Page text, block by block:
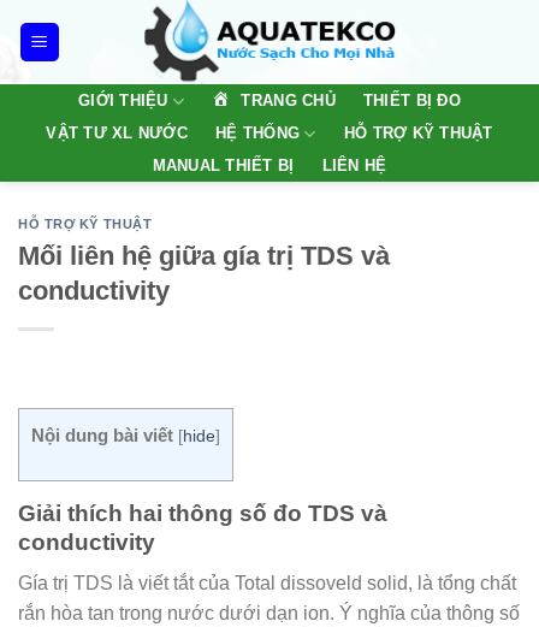
GIỚI THIỆU TRANG CHỦ
THIẾT BỊ ĐO
VẬT TƯ XL NƯỚC
HỆ THỐNG
HỖ TRỢ KỸ THUẬT
MANUAL THIẾT BỊ
LIÊN HỆ
HỖ TRỢ KỸ THUẬT
Mối liên hệ giữa gía trị TDS và
conductivity
Nội dung bài viết [hide]
Giải thích hai thông số đo TDS và
conductivity
Gía trị TDS là viết tắt của Total dissoveld solid, là tổng chất
rắn hòa tan trong nước dưới dạn ion. Ý nghĩa của thông số